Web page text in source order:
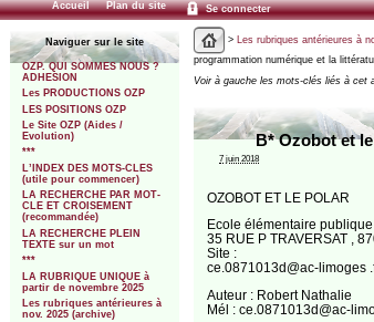
Accueil Plan du site Se connecter
Naviguer sur le site
OZP. QUI SOMMES NOUS ?
ADHESION
Les PRODUCTIONS OZP
LES POSITIONS OZP
Le Site OZP (Aides /
Evolution)
***
L’INDEX DES MOTS-CLES
(utile pour commencer)
LA RECHERCHE PAR MOT-
CLE ET CROISEMENT
(recommandée)
LA RECHERCHE PLEIN
TEXTE sur un mot
***
LA RUBRIQUE UNIQUE à
partir de novembre 2025
Les rubriques antérieures à
nov. 2025 (archive)
> Les rubriques antérieures à
programmation numérique et la
Voir à gauche les mots-clés liés à cet
B* Ozobot et
7 juin 2018
OZOBOT ET LE POLAR
Ecole élémentaire publique
35 RUE P TRAVERSAT ,
Site :
ce.0871013d@ac-limoges
Auteur : Robert Nathalie
Mél : ce.0871013d@ac-